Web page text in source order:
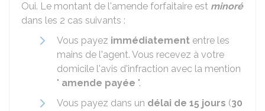
Oui. Le montant de l'amende forfaitaire est minoré
dans les 2 cas suivants :
Vous payez immédiatement entre les
mains de l'agent. Vous recevez à votre
domicile l'avis d'infraction avec la mention
" amende payée ".
Vous payez dans un délai de 15 jours (30